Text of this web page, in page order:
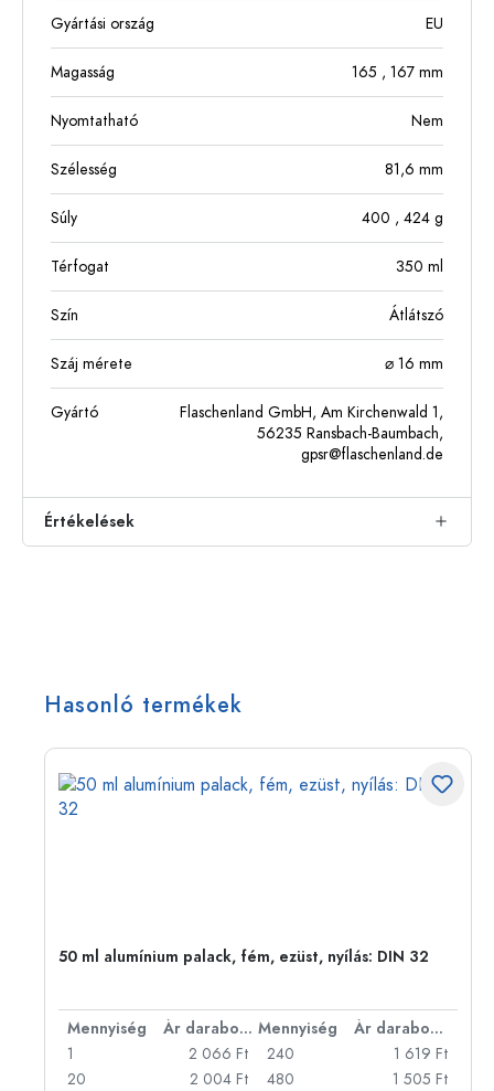
Gyártási ország EU
Magasság 165 , 167 mm
Nyomtatható Nem
Szélesség 81,6 mm
Súly 400 , 424 g
Térfogat 350 ml
Szín Átlátszó
Száj mérete ⌀ 16 mm
Gyártó
Flaschenland GmbH, Am Kirchenwald 1,
56235 Ransbach-Baumbach,
gpsr@flaschenland.de
Értékelések
Hasonló termékek
50 ml alumínium palack, fém, ezüst, nyílás: DIN 32
Mennyiség Ár darabonként Mennyiség
Ár darabonként
1
2 066 Ft
20
2 004 Ft
240
1 619 Ft
480
1 505 Ft